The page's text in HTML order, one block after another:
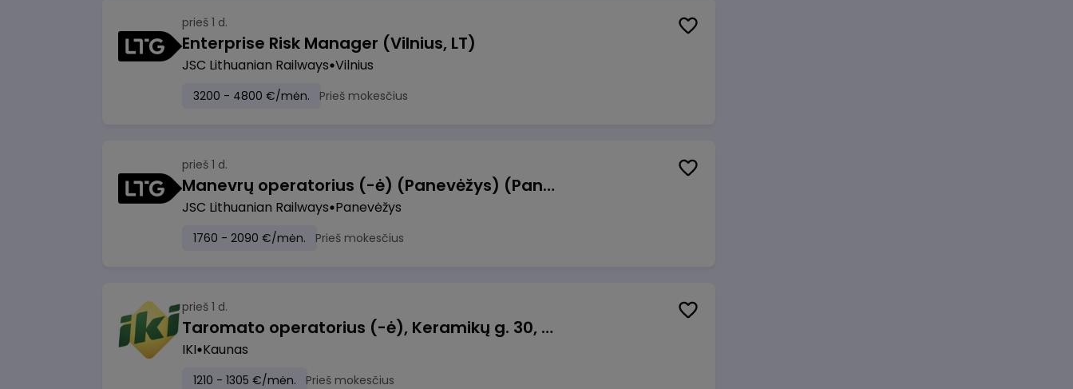
prieš 1 d.
Enterprise Risk Manager (Vilnius, LT)
JSC Lithuanian Railways Vilnius
3200 - 4800 €/mėn. Prieš mokesčius
prieš 1 d.
Manevrų operatorius (-ė) (Panevėžys) (Panevėžys, LT)
JSC Lithuanian Railways Panevėžys
1760 - 2090 €/mėn. Prieš mokesčius
prieš 1 d.
Taromato operatorius (-ė), Keramikų g. 30, Neveronys
IKI Kaunas
1210 - 1305 €/mėn. Prieš mokesčius